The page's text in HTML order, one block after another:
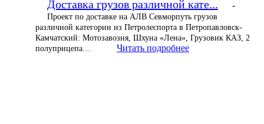
Доставка грузов различной кате... -
Проект по доставке на АЛВ Севморпуть грузов
различной категории из Петролеспорта в Петропавловск-
Камчатский: Мотозавозня, Шхуна «Лена», Грузовик КАЗ, 2
полуприцепа…
Читать подробнее